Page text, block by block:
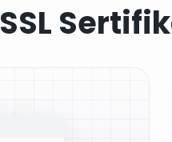
SSL